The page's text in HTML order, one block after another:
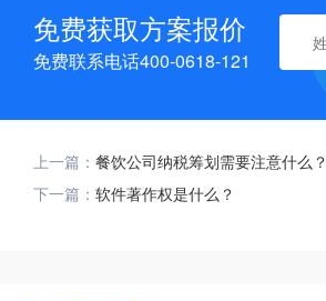
免费获取方案报价
免费联系电话400-0618-121
上一篇： 餐饮公司纳税筹划需要注意什么？
下一篇： 软件著作权是什么？